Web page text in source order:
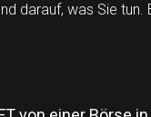
darauf, was Sie tun.